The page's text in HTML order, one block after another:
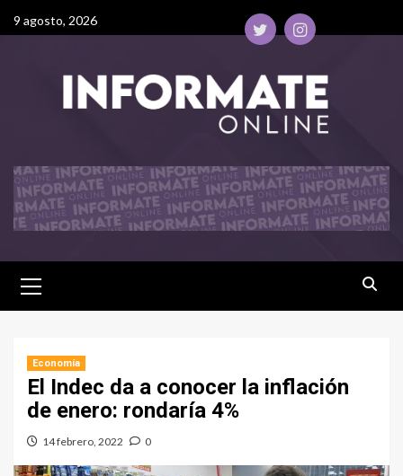
9 agosto, 2026
Economía
El Indec da a conocer la inflación
de enero: rondaría 4%
14 febrero, 2022 0